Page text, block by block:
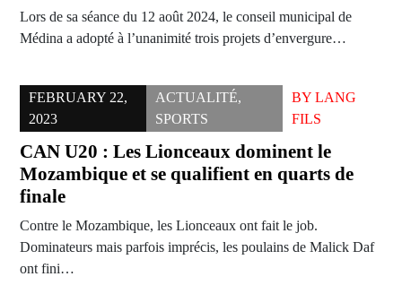
Lors de sa séance du 12 août 2024, le conseil municipal de
Médina a adopté à l’unanimité trois projets d’envergure…
FEBRUARY 22,
2023
ACTUALITÉ,
SPORTS
BYLANG
FILS
CAN U20 : Les Lionceaux dominent le
Mozambique et se qualifient en quarts de
finale
Contre le Mozambique, les Lionceaux ont fait le job.
Dominateurs mais parfois imprécis, les poulains de Malick Daf
ont fini…